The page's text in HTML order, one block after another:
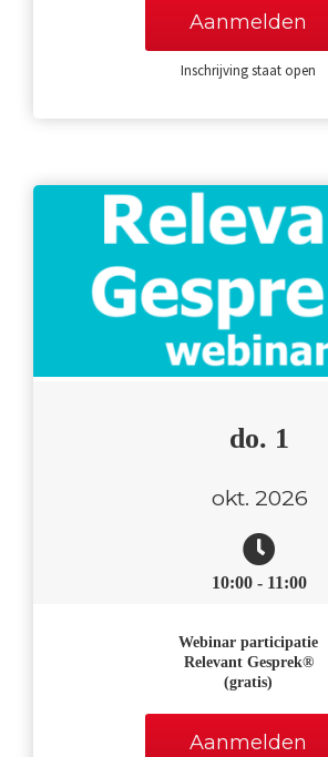
Aanmelden
Inschrijving staat open
do. 1
okt. 2026
10:00 - 11:00
Webinar participatie
Relevant Gesprek®
(gratis)
Aanmelden